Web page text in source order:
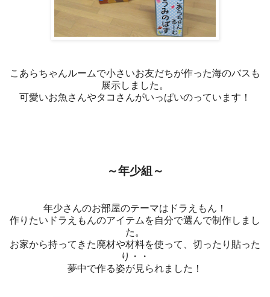
こあらちゃんルームで小さいお友だちが作った海のバスも
展示しました。
可愛いお魚さんやタコさんがいっぱいのっています！
～年少組～
年少さんのお部屋のテーマはドラえもん！
作りたいドラえもんのアイテムを自分で選んで制作しまし
た。
お家から持ってきた廃材や材料を使って、切ったり貼った
り・・
夢中で作る姿が見られました！